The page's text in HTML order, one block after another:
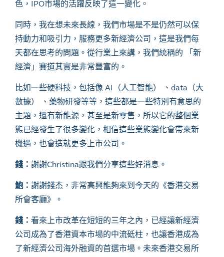
色， IPO市場的活躍反映了這一變化。
同時，我在想未來長線，我們市場是不是仍然可以保
持動力和吸引力，服務更多新經濟公司，這是我們每
天都在思考的問題。從行業上來講，我們統稱的 「新
經濟」賽道其實是非常豐富的。
比如一些硬科技，包括像 AI（人工智能） 、 data（大
數據） 、藥物研發等等，這些都是一些特別有意思的
主題，還有新能源，甚至是新零售，所以它的整個業
態已經發生了很多變化，相信這些業態變化會帶來新
機遇，也會造就更多上市公司。
錢： 謝謝Christina跟我們分享這些好消息。
鮑： 謝謝錢杰，非常高興能夠來到今天的《香港交易
所會客廳》。
錢： 看來上市改革在短短的三年之內，已經讓新經濟
公司成為了香港資本市場的中流砥柱，也讓香港成為
了新經濟公司海外融資的首選市場。未來香港交易所